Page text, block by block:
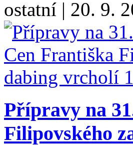
ostatní | 20. 9.
Přípravy na
Filipovského